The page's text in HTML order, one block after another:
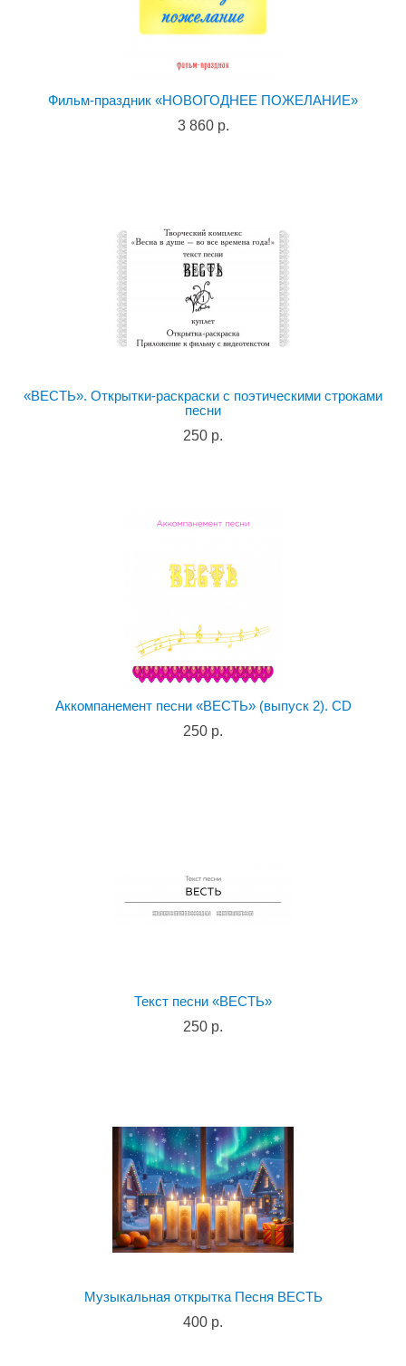
Фильм-праздник «НОВОГОДНЕЕ ПОЖЕЛАНИЕ»
3 860 р.
«ВЕСТЬ». Открытки-раскраски с поэтическими строками
песни
250 р.
Аккомпанемент песни «ВЕСТЬ» (выпуск 2). CD
250 р.
Текст песни «ВЕСТЬ»
250 р.
Музыкальная открытка Песня ВЕСТЬ
400 р.